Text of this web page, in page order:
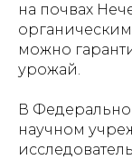
на почвах
можно
урожай.
В
научном